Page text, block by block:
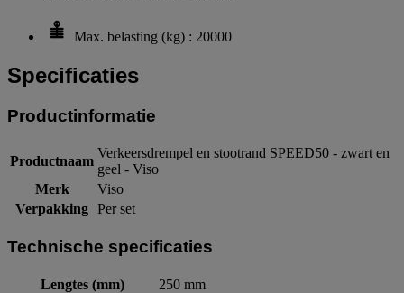
Max. belasting (kg) : 20000
Specificaties
Productinformatie
Productnaam
Verkeersdrempel en stootrand SPEED50 - zwart en
geel - Viso
Merk
Viso
Verpakking Per set
Technische specificaties
Lengtes (mm)
250 mm